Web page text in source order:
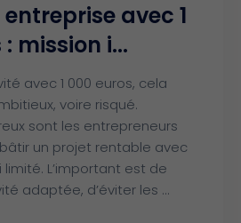
avec 1
mission i...
avec 1 000 euros, cela
voire risqué.
sont les entrepreneurs
un projet rentable avec
L’important est de
adaptée, d’éviter les ...